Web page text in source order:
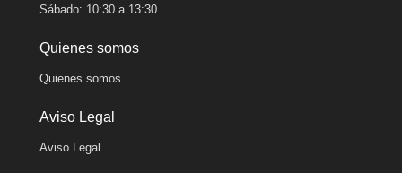
Sábado: 10:30 a 13:30
Quienes somos
Quienes somos
Aviso Legal
Aviso Legal